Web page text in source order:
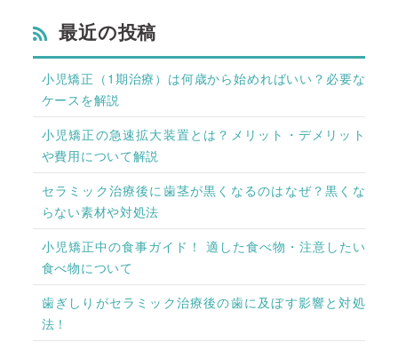
最近の投稿
小児矯正（1期治療）は何歳から始めればいい？必要な
ケースを解説
小児矯正の急速拡大装置とは？メリット・デメリット
や費用について解説
セラミック治療後に歯茎が黒くなるのはなぜ？黒くな
らない素材や対処法
小児矯正中の食事ガイド！ 適した食べ物・注意したい
食べ物について
歯ぎしりがセラミック治療後の歯に及ぼす影響と対処
法！